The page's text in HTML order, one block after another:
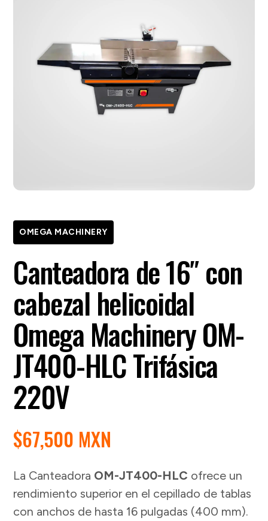
OMEGA MACHINERY
Canteadora de 16″ con
cabezal helicoidal
Omega Machinery OM-
JT400-HLC Trifásica
220V
$67,500 MXN
La Canteadora OM-JT400-HLC ofrece un
rendimiento superior en el cepillado de tablas
con anchos de hasta 16 pulgadas (400 mm).